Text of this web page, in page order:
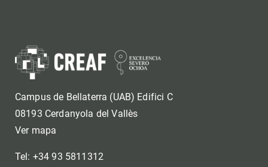
Campus de Bellaterra (UAB) Edifici C
08193 Cerdanyola del Vallès
Ver mapa
Tel: +34 93 5811312